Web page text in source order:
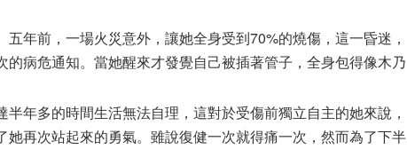
年前，一場火災意外，讓她全身受到70%的燒傷，這一昏迷，
病危通知。當她醒來才發覺自己被插著管子，全身包得像木乃
年多的時間生活無法自理，這對於受傷前獨立自主的她來說，
再次站起來的勇氣。雖說復健一次就得痛一次，然而為了下半